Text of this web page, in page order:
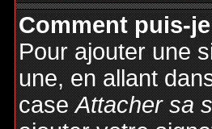
Comment puis-
Pour ajouter une
une, en allant
caseAttacher sa